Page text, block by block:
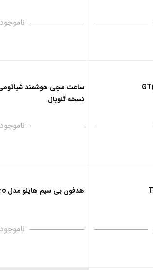
ناموجود
نسخه گلوبال
ناموجود
هدفون بی‌ سیم هایلو مدل GT1 Pro
ناموجود